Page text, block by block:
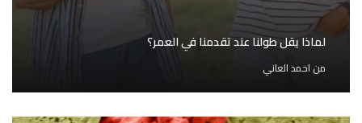
لماذا يقل طولنا عند تقدمنا في العمر؟
من احمد العاني